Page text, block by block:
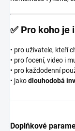
✅ Pro koho je
• pro uživatele, kteří
• pro focení, video i
• pro každodenní
• jakodlouhodobá
Doplňkové